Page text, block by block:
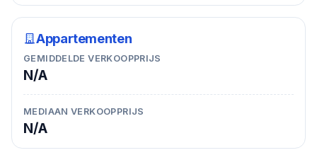
Appartementen
GEMIDDELDE VERKOOPPRIJS
N/A
MEDIAAN VERKOOPPRIJS
N/A